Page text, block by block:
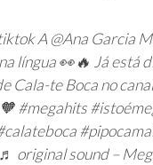
A @Ana Garcia
língua 👀🔥 Já está
Cala-te Boca no
#megahits
♬ original sound –